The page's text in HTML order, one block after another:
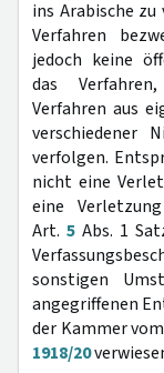
ins Arabische
Verfahren
jedoch keine
das
Verfahren aus
verschiedener
verfolgen.
nicht eine
eine
Art. 5 Abs. 1
sonstigen
angegriffenen
der Kammer
1918/20